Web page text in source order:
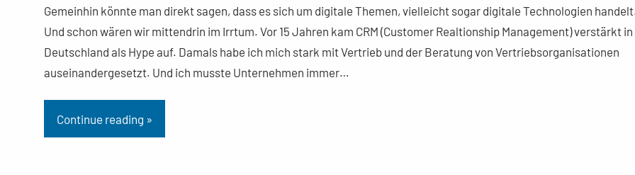
Gemeinhin könnte man direkt sagen, dass es sich um digitale Themen, vielleicht sogar digitale Technologien
Und schon wären wir mittendrin im Irrtum. Vor 15 Jahren kam CRM (Customer Realtionship Management) verstärkt in
Deutschland als Hype auf. Damals habe ich mich stark mit Vertrieb und der Beratung von Vertriebsorganisationen
auseinandergesetzt. Und ich musste Unternehmen immer…
Continue reading »